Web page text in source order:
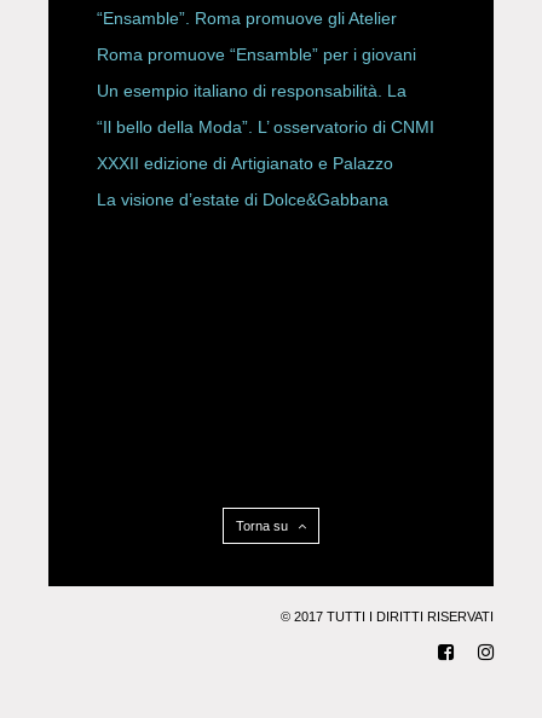
ROBERTA ANGELILLI
“Ensamble”. Roma promuove gli Atelier
Storici
Roma promuove “Ensamble” per i giovani
Un esempio italiano di responsabilità. La
Rete Slow Fiber
“Il bello della Moda”. L’ osservatorio di CNMI
XXXII edizione di Artigianato e Palazzo
La visione d’estate di Dolce&Gabbana
Torna su
© 2017 TUTTI I DIRITTI RISERVATI